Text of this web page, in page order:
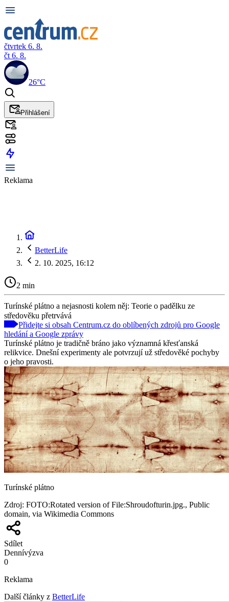
čtvrtek 6. 8.
čt 6. 8.
26°C
Přihlášení
Reklama
BetterLife
2. 10. 2025, 16:12
2 min
Turínské plátno a nejasnosti kolem něj: Teorie o padělku ze
středověku přetrvává
Přidejte si obsah Centrum.cz do oblíbených zdrojů pro Google
hledání a Google zprávy
Turínské plátno je tradičně bráno jako významná křesťanská
relikvice. Dnešní experimenty ale potvrzují už středověké pochyby
o jeho pravosti.
Turínské plátno
Zdroj: FOTO:Rotated version of File:Shroudofturin.jpg., Public
domain, via Wikimedia Commons
Sdílet
Dennívýzva
0
Reklama
Další články z BetterLife